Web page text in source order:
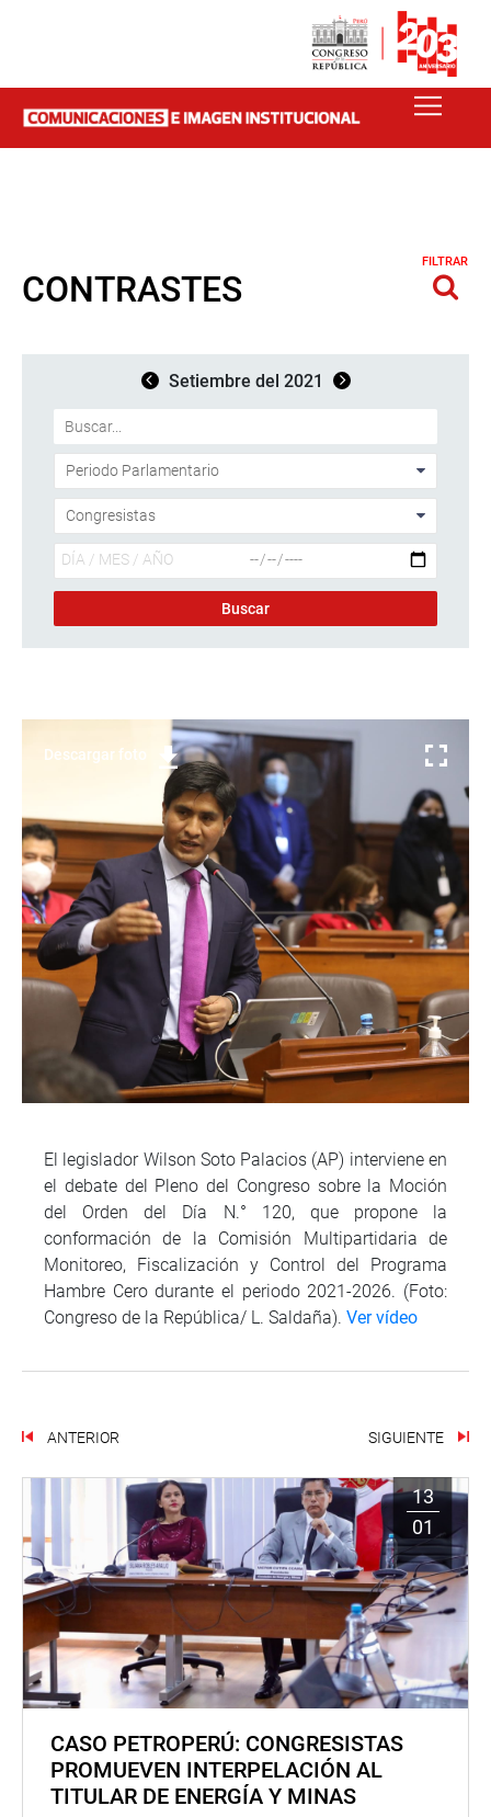
CONTRASTES
FILTRAR
Setiembre del 2021
Descargar foto
El legislador Wilson Soto Palacios (AP) interviene en
el debate del Pleno del Congreso sobre la Moción
del Orden del Día N.° 120, que propone la
conformación de la Comisión Multipartidaria de
Monitoreo, Fiscalización y Control del Programa
Hambre Cero durante el periodo 2021-2026. (Foto:
Congreso de la República/ L. Saldaña). Ver vídeo
ANTERIOR SIGUIENTE
13
01
CASO PETROPERÚ: CONGRESISTAS
PROMUEVEN INTERPELACIÓN AL
TITULAR DE ENERGÍA Y MINAS